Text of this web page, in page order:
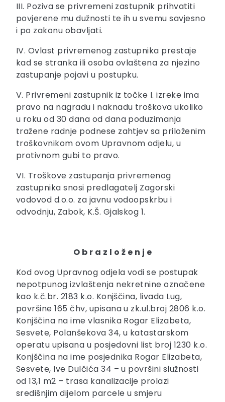
III. Poziva se privremeni zastupnik prihvatiti
povjerene mu dužnosti te ih u svemu savjesno
i po zakonu obavljati.
IV. Ovlast privremenog zastupnika prestaje
kad se stranka ili osoba ovlaštena za njezino
zastupanje pojavi u postupku.
V. Privremeni zastupnik iz točke I. izreke ima
pravo na nagradu i naknadu troškova ukoliko
u roku od 30 dana od dana poduzimanja
tražene radnje podnese zahtjev sa priloženim
troškovnikom ovom Upravnom odjelu, u
protivnom gubi to pravo.
VI. Troškove zastupanja privremenog
zastupnika snosi predlagatelj Zagorski
vodovod d.o.o. za javnu vodoopskrbu i
odvodnju, Zabok, K.Š. Gjalskog 1.
O b r a z l o ž e n j e
Kod ovog Upravnog odjela vodi se postupak
nepotpunog izvlaštenja nekretnine označene
kao k.č.br. 2183 k.o. Konjščina, livada Lug,
površine 165 čhv, upisana u zk.ul.broj 2806 k.o.
Konjščina na ime vlasnika Rogar Elizabeta,
Sesvete, Polanšekova 34, u katastarskom
operatu upisana u posjedovni list broj 1230 k.o.
Konjščina na ime posjednika Rogar Elizabeta,
Sesvete, Ive Dulčića 34 – u površini služnosti
od 13,1 m2 – trasa kanalizacije prolazi
središnjim dijelom parcele u smjeru